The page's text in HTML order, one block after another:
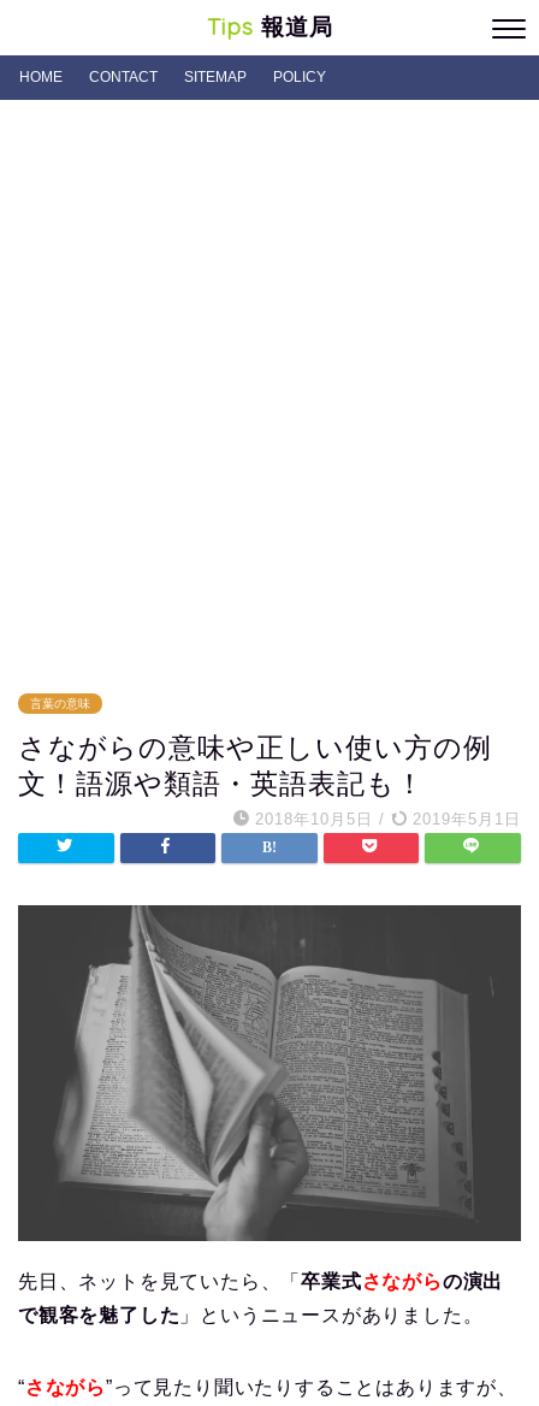
Tips 報道局
HOME CONTACT SITEMAP POLICY
言葉の意味
さながらの意味や正しい使い方の例
文！語源や類語・英語表記も！
2018年10月5日 / 2019年5月1日
先日、ネットを見ていたら、「卒業式さながらの演出
で観客を魅了した 」というニュースがありました。
“さながら”って見たり聞いたりすることはありますが、